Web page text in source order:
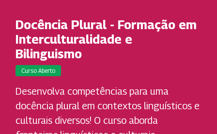
Docência Plural - Formação em
Interculturalidade e
Bilinguismo
Curso Aberto
Desenvolva competências para uma
docência plural em contextos linguísticos e
culturais diversos! O curso aborda